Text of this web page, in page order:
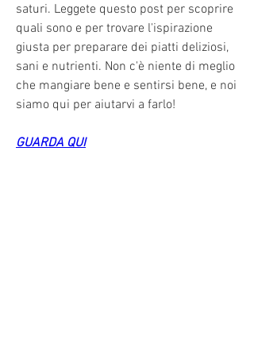
saturi. Leggete questo post per scoprire
quali sono e per trovare l'ispirazione
giusta per preparare dei piatti deliziosi,
sani e nutrienti. Non c'è niente di meglio
che mangiare bene e sentirsi bene, e noi
siamo qui per aiutarvi a farlo!
GUARDA QUI